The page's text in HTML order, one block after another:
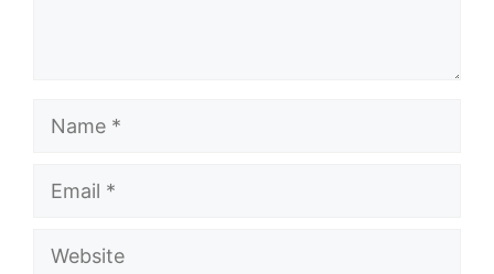
Name
Email
Website